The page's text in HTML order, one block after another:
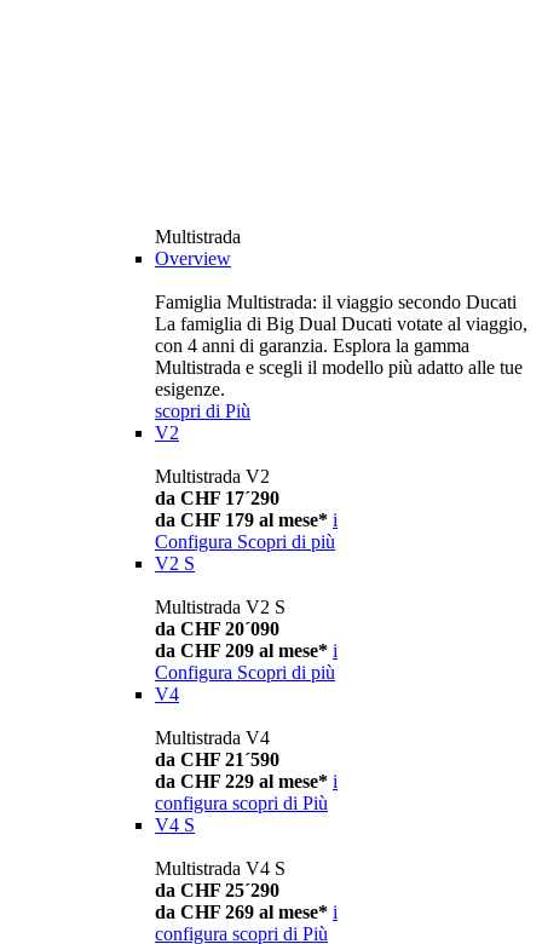
Multistrada
Overview
Famiglia Multistrada: il viaggio secondo Ducati
La famiglia di Big Dual Ducati votate al viaggio,
con 4 anni di garanzia. Esplora la gamma
Multistrada e scegli il modello più adatto alle tue
esigenze.
scopri di Più
V2
Multistrada V2
da CHF 17´290
da CHF 179 al mese* i
Configura Scopri di più
V2 S
Multistrada V2 S
da CHF 20´090
da CHF 209 al mese* i
Configura Scopri di più
V4
Multistrada V4
da CHF 21´590
da CHF 229 al mese* i
configura scopri di Più
V4 S
Multistrada V4 S
da CHF 25´290
da CHF 269 al mese* i
configura scopri di Più